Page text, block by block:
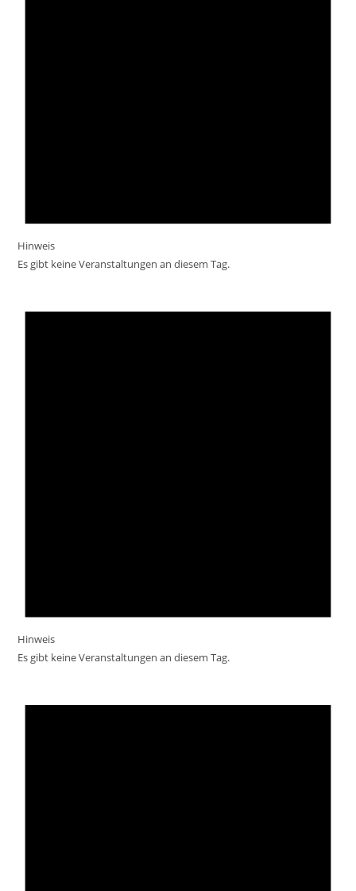
Hinweis
Es gibt keine Veranstaltungen an diesem Tag.
Hinweis
Es gibt keine Veranstaltungen an diesem Tag.